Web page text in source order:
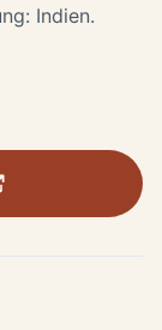
Indien.